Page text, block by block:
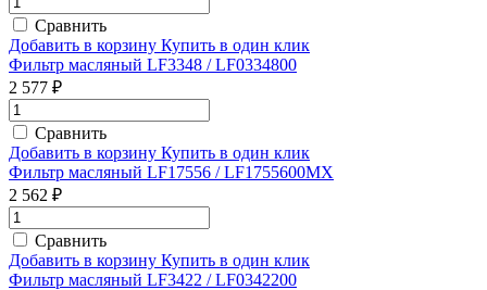
Сравнить
Добавить в корзину Купить в один клик
Фильтр масляный LF3348 / LF0334800
2 577 ₽
Сравнить
Добавить в корзину Купить в один клик
Фильтр масляный LF17556 / LF1755600MX
2 562 ₽
Сравнить
Добавить в корзину Купить в один клик
Фильтр масляный LF3422 / LF0342200